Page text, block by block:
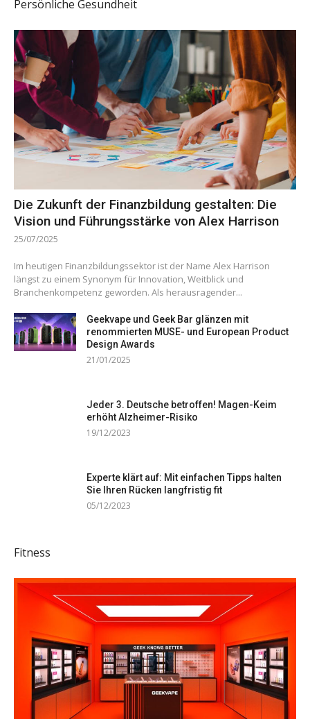
Persönliche Gesundheit
Die Zukunft der Finanzbildung gestalten: Die
Vision und Führungsstärke von Alex Harrison
25/07/2025
Im heutigen Finanzbildungssektor ist der Name Alex Harrison
längst zu einem Synonym für Innovation, Weitblick und
Branchenkompetenz geworden. Als herausragender...
Geekvape und Geek Bar glänzen mit
renommierten MUSE- und European Product
Design Awards
21/01/2025
Jeder 3. Deutsche betroffen! Magen-Keim
erhöht Alzheimer-Risiko
19/12/2023
Experte klärt auf: Mit einfachen Tipps halten
Sie Ihren Rücken langfristig fit
05/12/2023
Fitness